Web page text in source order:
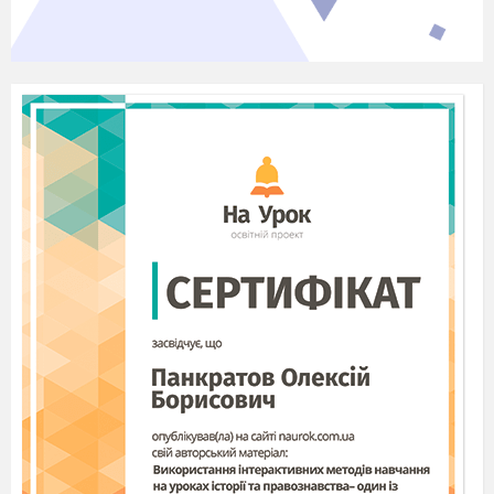
Робота над текстом думи "Маруся
Виразне читання вчителем або
прослуховування у запису думи.
Пояснення незрозумілих слів.
Самостійне читання учнями тексту
твору.
4. Бесіда.
- Зачитайте, де відбуваються події.
- Хто є головною героїнею твору? Що
ми знаємо про її минуле? Ким вона є зараз?
Як до неї ставиться паша?
- Що сталося з козаками?
- Чим був і є Великдень для українців?
Доберіть свої епітети, які характеризують
це свято.